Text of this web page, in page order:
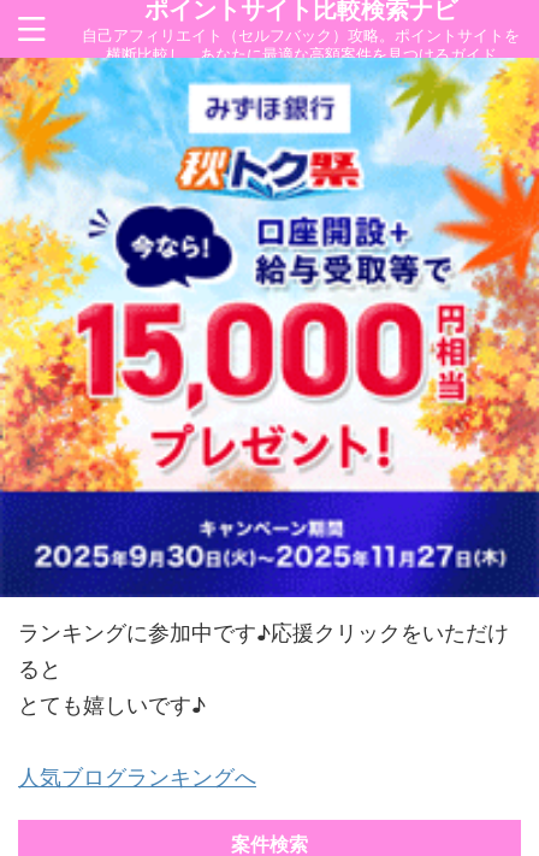
ポイントサイト比較検索ナビ
自己アフィリエイト（セルフバック）攻略。ポイントサイトを
横断比較し、あなたに最適な高額案件を見つけるガイド
ランキングに参加中です♪応援クリックをいただけ
ると
とても嬉しいです♪
人気ブログランキングへ
案件検索